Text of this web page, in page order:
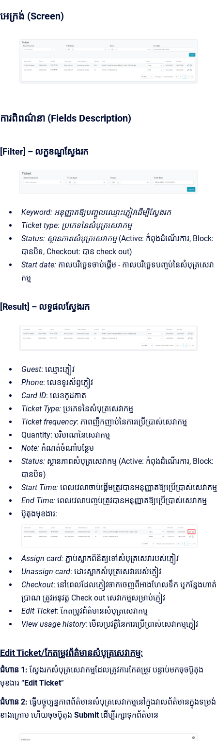
អេក្រង់ (Screen)
ការពិពណ៌នា (Fields Description)
[Filter] – លក្ខខណ្ឌស្វែងរក
Keyword: អនុញ្ញាតឱ្យបញ្ចូលឈ្មោះភ្ញៀវដើម្បីស្វែងរក
Ticket type: ប្រភេទនៃសំបុត្រសេវាកម្ម
Status: ស្ថានភាពសំបុត្រសេវាកម្ម(Active: កំពុងដំណើរការ, Block:
បានបិទ, Checkout: បាន check out)
Start date: កាលបរិច្ឆេទចាប់ផ្តើម - កាលបរិច្ឆេទបញ្ចប់នៃសំបុត្រសេវា
កម្ម
[Result] – លទ្ធផលស្វែងរក
Guest: ឈ្មោះភ្ញៀវ
Phone: លេខទូរស័ព្ទភ្ញៀវ
Card ID: លេខកូដកាត
Ticket Type: ប្រភេទនៃសំបុត្រសេវាកម្ម
Ticket frequency: ភាពញឹកញាប់នៃការប្រើប្រាស់សេវាកម្ម
Quantity: បរិមាណនៃសេវាកម្ម
Note: កំណត់ចំណាំបន្ថែម
Status: ស្ថានភាពសំបុត្រសេវាកម្ម (Active: កំពុងដំណើរការ, Block:
បានបិទ)
Start Time: ពេលវេលាចាប់ផ្តើមត្រូវបានអនុញ្ញាតឱ្យប្រើប្រាស់សេវាកម្ម
End Time: ពេលវេលាបញ្ចប់ត្រូវបានអនុញ្ញាតឱ្យប្រើប្រាស់សេវាកម្ម
ប៊ូតុងមុខងារ:
Assign card: ភ្ជាប់ស្លាកពិនិត្យទៅសំបុត្រសេវារបស់ភ្ញៀវ
Unassign card: ដោះស្លាកសំបុត្រសេវារបស់ភ្ញៀវ
Checkout: នៅពេលដែលភ្ញៀវចាកចេញពីអាងហែលទឹក ឬកន្លែងហាត់
ប្រាណ ត្រូវអនុវត្ត Check out សេវាកម្មសម្រាប់ភ្ញៀវ
Edit Ticket: កែតម្រូវព័ត៌មានសំបុត្រសេវាកម្ម
View usage history: មើលប្រវត្តិនៃការប្រើប្រាស់សេវាកម្មភ្ញៀវ
Edit Ticket/កែតម្រូវព័ត៌មានសំបុត្រសេវាកម្ម:
ជំហាន 1: ស្វែងរកសំបុត្រសេវាកម្មដែលត្រូវការកែតម្រូវ បន្ទាប់មកចុចប៊ូតុង
មុខងារ “Edit Ticket”
ជំហាន 2: ធ្វើបច្ចុប្បន្នភាពព័ត៌មានសំបុត្រសេវាកម្មនៅក្នុងវាលព័ត៌មានក្នុងទម្រង់
ខាងក្រោម ហើយចុចប៊ូតុង Submitដើម្បីរក្សាទុកព័ត៌មាន